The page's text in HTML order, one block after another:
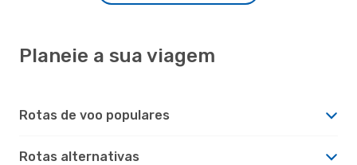
Planeie a sua viagem
Rotas de voo populares
Rotas alternativas